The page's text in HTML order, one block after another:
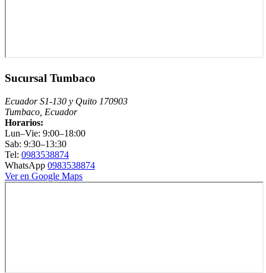
Sucursal Tumbaco
Ecuador S1-130 y Quito 170903
Tumbaco, Ecuador
Horarios:
Lun–Vie: 9:00–18:00
Sab: 9:30–13:30
Tel: 0983538874
WhatsApp 0983538874
Ver en Google Maps